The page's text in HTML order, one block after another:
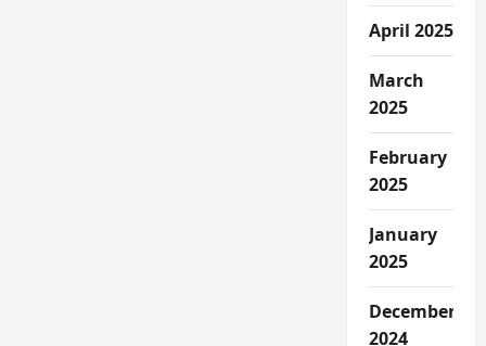
April 2025
March
2025
February
2025
January
2025
December
2024